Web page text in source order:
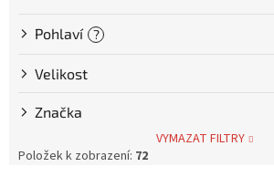
Novinky
pro
Pohlaví ?
Velikost
Značka
VYMAZAT FILTRY
Položek k zobrazení: 72